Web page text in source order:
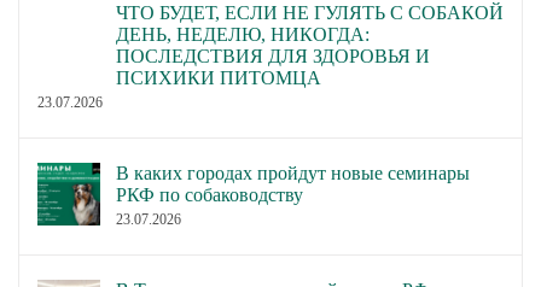
ЧТО БУДЕТ, ЕСЛИ НЕ ГУЛЯТЬ С СОБАКОЙ
ДЕНЬ, НЕДЕЛЮ, НИКОГДА:
ПОСЛЕДСТВИЯ ДЛЯ ЗДОРОВЬЯ И
ПСИХИКИ ПИТОМЦА
23.07.2026
В каких городах пройдут новые семинары
РКФ по собаководству
23.07.2026